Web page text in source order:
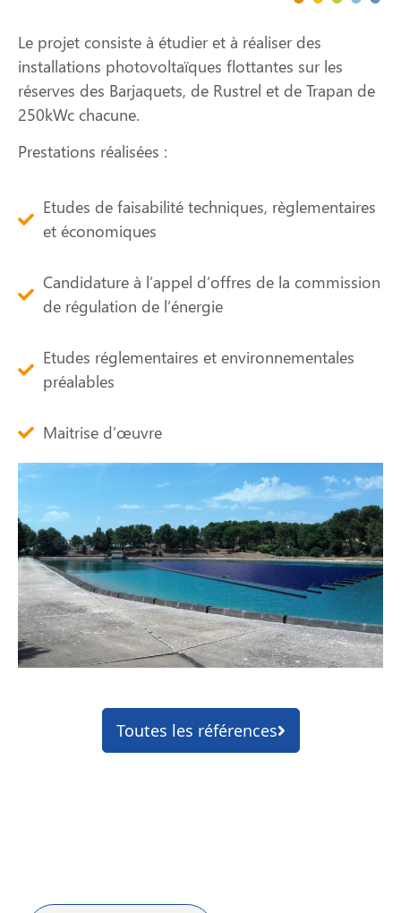
Le projet consiste à étudier et à réaliser des
installations photovoltaïques flottantes sur les
réserves des Barjaquets, de Rustrel et de Trapan de
250kWc chacune.
Prestations réalisées :
Etudes de faisabilité techniques, règlementaires
et économiques
Candidature à l’appel d’offres de la commission
de régulation de l’énergie
Etudes réglementaires et environnementales
préalables
Maitrise d’œuvre
Toutes les références